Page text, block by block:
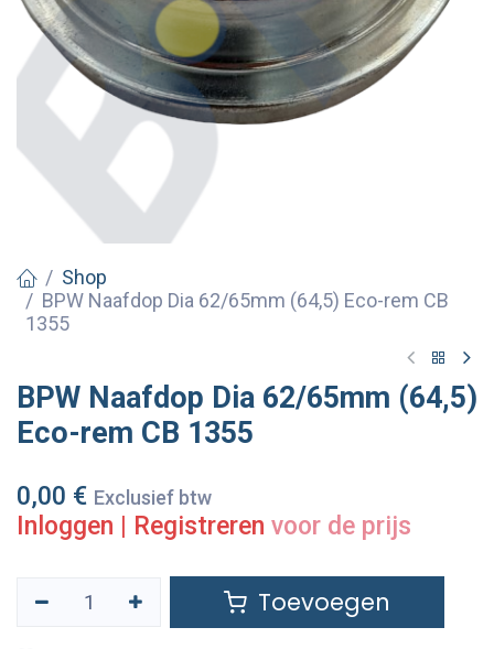
Shop
BPW Naafdop Dia 62/65mm (64,5) Eco-rem CB
1355
BPW Naafdop Dia 62/65mm (64,5)
Eco-rem CB 1355
0,00 € Exclusief btw
Inloggen Registreren voor de prijs
Toevoegen